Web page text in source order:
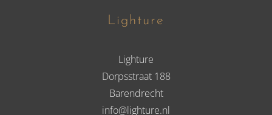
Lighture
Lighture
Dorpsstraat 188
Barendrecht
info@lighture.nl